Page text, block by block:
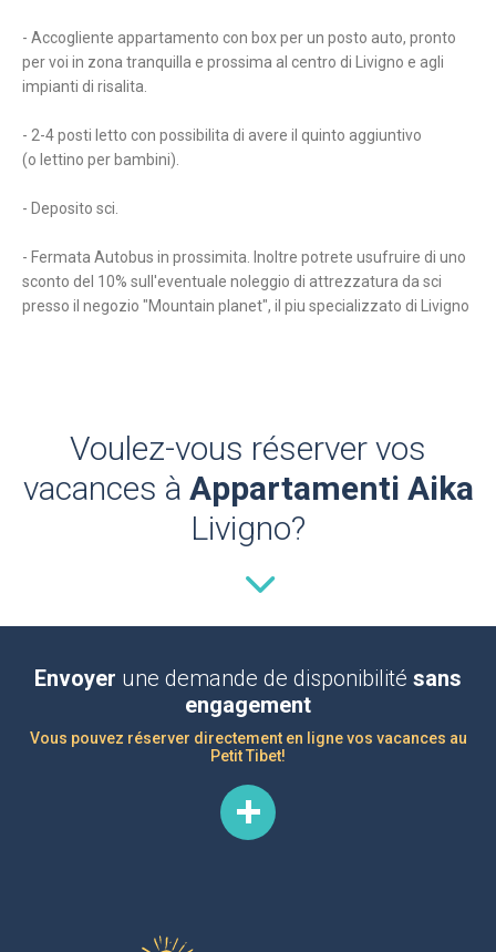
- Accogliente appartamento con box per un posto auto, pronto
per voi in zona tranquilla e prossima al centro di Livigno e agli
impianti di risalita.
- 2-4 posti letto con possibilita di avere il quinto aggiuntivo
(o lettino per bambini).
- Deposito sci.
- Fermata Autobus in prossimita. Inoltre potrete usufruire di uno
sconto del 10% sull'eventuale noleggio di attrezzatura da sci
presso il negozio "Mountain planet", il piu specializzato di Livigno
Voulez-vous réserver vos
vacances à Appartamenti Aika
Livigno?
Envoyer une demande de disponibilité sans
engagement
Vous pouvez réserver directement en ligne vos vacances au
Petit Tibet!